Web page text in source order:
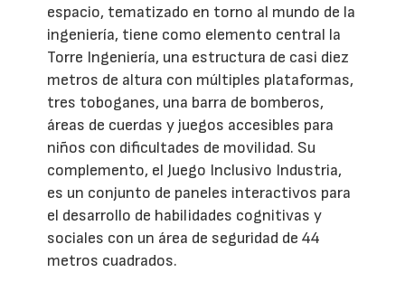
espacio, tematizado en torno al mundo de la
ingeniería, tiene como elemento central la
Torre Ingeniería, una estructura de casi diez
metros de altura con múltiples plataformas,
tres toboganes, una barra de bomberos,
áreas de cuerdas y juegos accesibles para
niños con dificultades de movilidad. Su
complemento, el Juego Inclusivo Industria,
es un conjunto de paneles interactivos para
el desarrollo de habilidades cognitivas y
sociales con un área de seguridad de 44
metros cuadrados.